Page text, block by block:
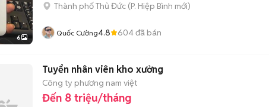
6
Thành phố Thủ Đức (P. Hiệp Bình mới)
Quốc Cường4.8 604đã bán
Tuyển nhân viên kho xưởng
Công ty phương nam việt
Đến 8 triệu/tháng